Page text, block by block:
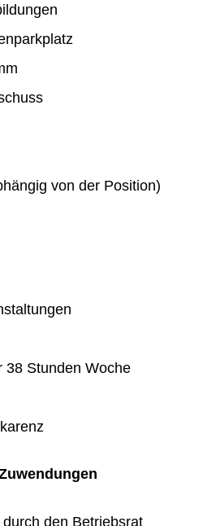
von der Position)
38 Stunden Woche
den Betriebsrat